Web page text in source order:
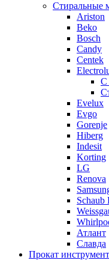
Стиральные
Ariston
Beko
Bosch
Candy
Centek
С
Evelux
Evgo
Gorenje
Hiberg
Indesit
Korting
LG
Renova
Schaub
Атлант
Славда
Прокат